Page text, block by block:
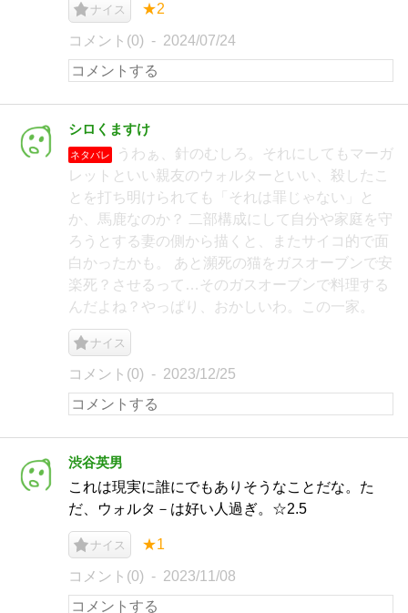
ナイス ★2
コメント(0) 2024/07/24
シロくますけ
ネタバレ
うわぁ、針のむしろ。それにしてもマーガ
レットといい親友のウォルターといい、殺したこ
とを打ち明けられても「それは罪じゃない」と
か、馬鹿なのか？ 二部構成にして自分や家庭を守
ろうとする妻の側から描くと、またサイコ的で面
白かったかも。 あと瀕死の猫をガスオーブンで安
楽死？させるって…そのガスオーブンで料理する
んだよね？やっぱり、おかしいわ。この一家。
ナイス
コメント(0) 2023/12/25
渋谷英男
これは現実に誰にでもありそうなことだな。た
だ、ウォルタ－は好い人過ぎ。☆2.5
ナイス ★1
コメント(0) 2023/11/08